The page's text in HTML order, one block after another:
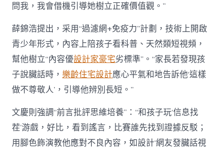
問我，我會借機引導她樹立正確價值觀。”
薛錦浩提出，采用“過濾網+免疫力”計劃，技術上開啟
青少年形式，內容上陪孩子看科普、天然類短視頻，
幫他樹立“內容優設計家豪宅劣標準”。“家長若發現孩
子說臟話時，樂齡住宅設計應心平氣和地告訴他‘這樣
做不尊敬人’，引導他辨別長短。”
文慶則強調“前言批評思維培養”：“和孩子玩‘信息找
茬’游戲，好比，看到謠言，比賽誰先找到證據反駁；
用腳色飾演教他應對不良內容，如設計‘網友發臟話視